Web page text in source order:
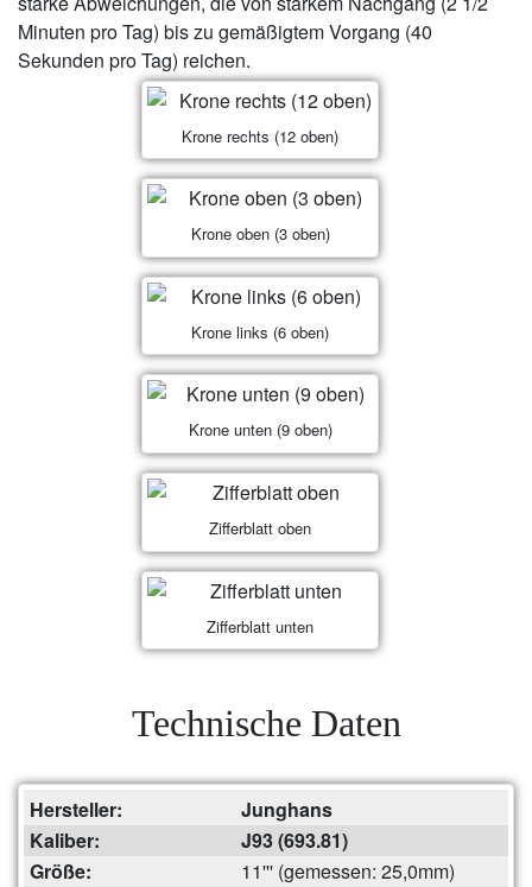
Minuten pro Tag) bis zu gemäßigtem Vorgang (40
Sekunden pro Tag) reichen.
Krone rechts (12 oben)
Krone oben (3 oben)
Krone links (6 oben)
Krone unten (9 oben)
Zifferblatt oben
Zifferblatt unten
Technische Daten
Hersteller:
Junghans
Kaliber:
J93 (693.81)
Größe:
11''' (gemessen: 25,0mm)